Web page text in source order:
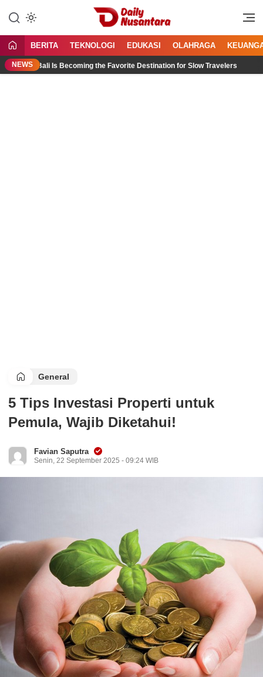
konten
Daily Nusantara
Menyajikan Fakta, Menginspirasi
BERITA TEKNOLOGI EDUKASI OLAHRAGA
NEWS
Bali Is Becoming the Favorite Destination for Slow Travelers
General
5 Tips Investasi Properti untuk
Pemula, Wajib Diketahui!
Favian Saputra
Senin, 22 September 2025 - 09:24 WIB